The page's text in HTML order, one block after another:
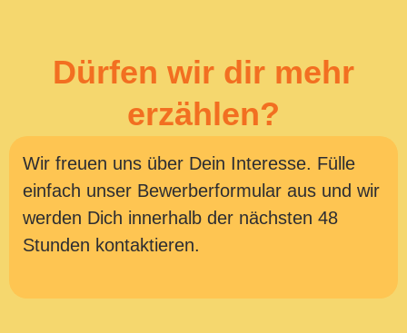
Dürfen wir dir mehr
erzählen?
Wir freuen uns über Dein Interesse. Fülle
einfach unser Bewerberformular aus und wir
werden Dich innerhalb der nächsten 48
Stunden kontaktieren.